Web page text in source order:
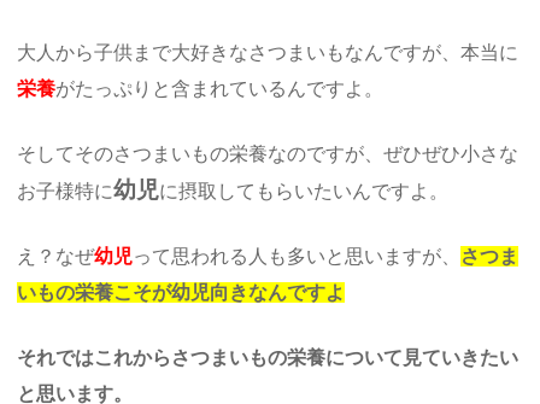
大人から子供まで大好きなさつまいもなんですが、本当に
栄養がたっぷりと含まれているんですよ。
そしてそのさつまいもの栄養なのですが、ぜひぜひ小さな
お子様特に幼児に摂取してもらいたいんですよ。
え？なぜ幼児って思われる人も多いと思いますが、 さつま
いもの栄養こそが幼児向きなんですよ
それではこれからさつまいもの栄養について見ていきたい
と思います。